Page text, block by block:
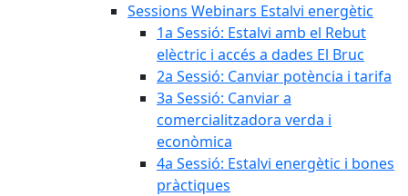
Sessions Webinars Estalvi energètic
1a Sessió: Estalvi amb el Rebut
elèctric i accés a dades El Bruc
2a Sessió: Canviar potència i tarifa
3a Sessió: Canviar a
comercialitzadora verda i
econòmica
4a Sessió: Estalvi energètic i bones
pràctiques